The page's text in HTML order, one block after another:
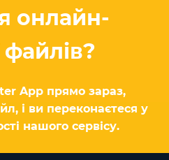
онлайн-
файлів?
App прямо зараз,
і ви переконаєтеся у
нашого сервісу.